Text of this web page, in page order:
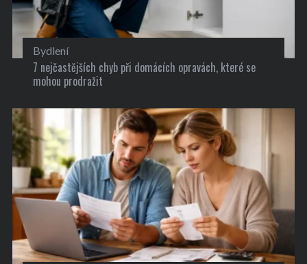
Bydlení
7 nejčastějších chyb při domácích opravách, které se
mohou prodražit